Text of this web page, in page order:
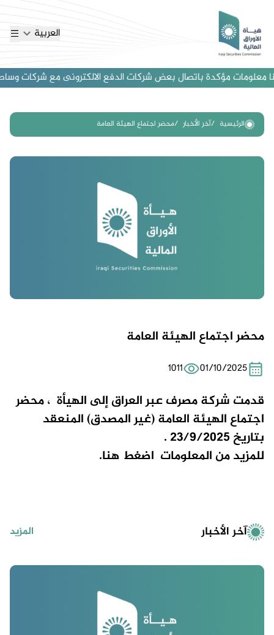
العربية
معلومات مؤكدة باتصال بعض شركات الدفع الالكترونى مع شركات وساطة
الرئيسية آخر الأخبار محضر اجتماع الهيئة العامة
محضر اجتماع الهيئة العامة
01/10/2025
1011
قدمت شركة مصرف عبر العراق إلى الهيأة ، محضر
اجتماع الهيئة العامة (غير المصدق) المنعقد
بتاريخ 23/9/2025 .
للمزيد من المعلومات اضغط هنا.
آخر الأخبار المزيد